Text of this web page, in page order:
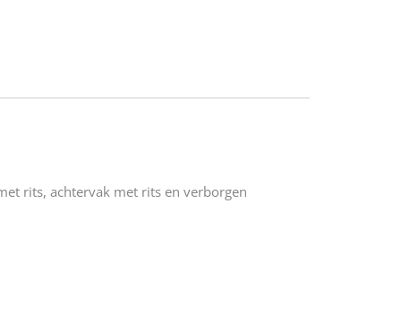
rits, achtervak met rits en verborgen